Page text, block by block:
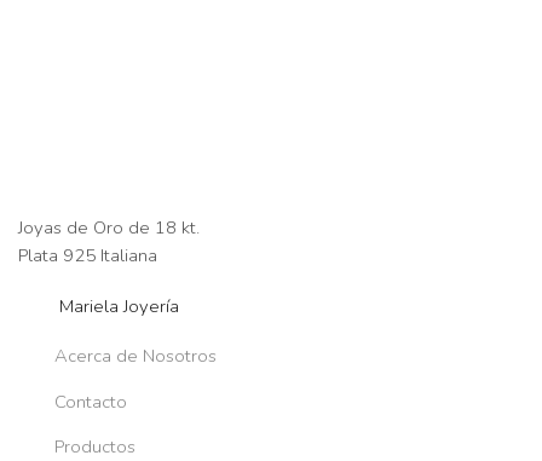
Joyas de Oro de 18 kt.
Plata 925 Italiana
Mariela Joyería
Acerca de Nosotros
Contacto
Productos